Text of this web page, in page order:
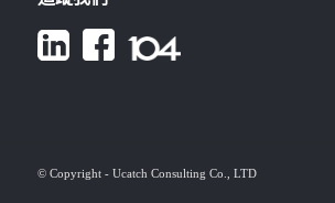
© Copyright - Ucatch Consulting Co., LTD